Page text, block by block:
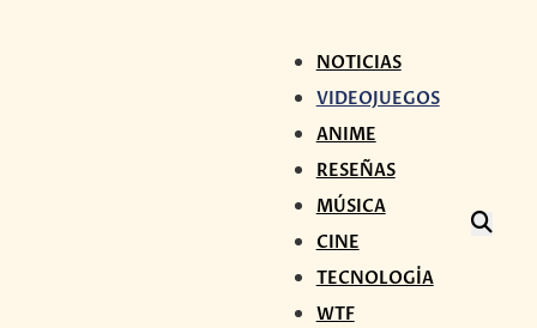
NOTICIAS
VIDEOJUEGOS
ANIME
RESEÑAS
MÚSICA
CINE
TECNOLOGÍA
WTF